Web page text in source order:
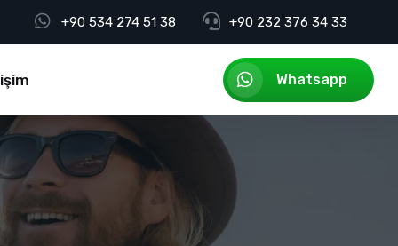
+90 534 274 51 38 +90 232 376 34 33
Whatsapp